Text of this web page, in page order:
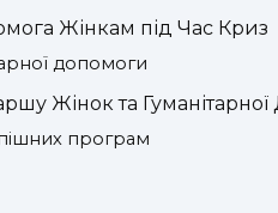
Жінкам під Час Криз
допомоги
Жінок та
програм